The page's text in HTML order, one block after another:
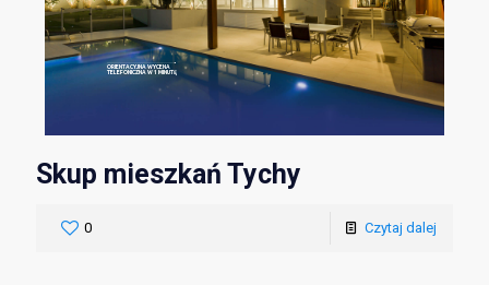
ORIENTACYJNA WYCENA
TELEFONICZNA W 1 MINUTĘ
Skup mieszkań Tychy
0 Czytaj dalej